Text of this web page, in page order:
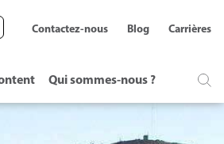
Qui sommes-nous ?
Contactez-nous Blog Carrières